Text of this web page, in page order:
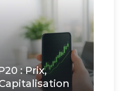
: Prix,